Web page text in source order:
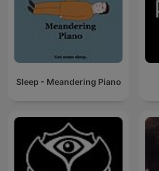
Sleep - Meandering Piano